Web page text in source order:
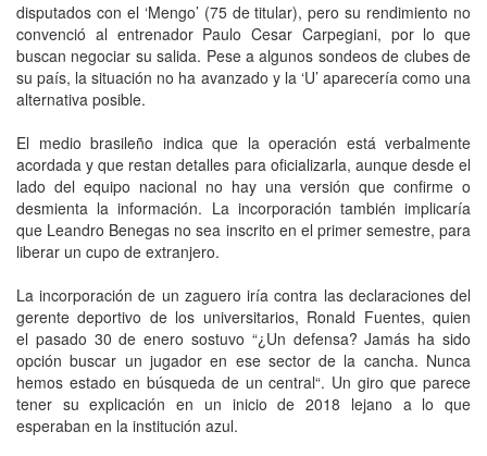
disputados con el ‘Mengo’ (75 de titular), pero su rendimiento no
convenció al entrenador Paulo Cesar Carpegiani, por lo que
buscan negociar su salida. Pese a algunos sondeos de clubes de
su país, la situación no ha avanzado y la ‘U’ aparecería como una
alternativa posible.
El medio brasileño indica que la operación está verbalmente
acordada y que restan detalles para oficializarla, aunque desde el
lado del equipo nacional no hay una versión que confirme o
desmienta la información. La incorporación también implicaría
que Leandro Benegas no sea inscrito en el primer semestre, para
liberar un cupo de extranjero.
La incorporación de un zaguero iría contra las declaraciones del
gerente deportivo de los universitarios, Ronald Fuentes, quien
el pasado 30 de enero sostuvo “¿Un defensa? Jamás ha sido
opción buscar un jugador en ese sector de la cancha. Nunca
hemos estado en búsqueda de un central“. Un giro que parece
tener su explicación en un inicio de 2018 lejano a lo que
esperaban en la institución azul.